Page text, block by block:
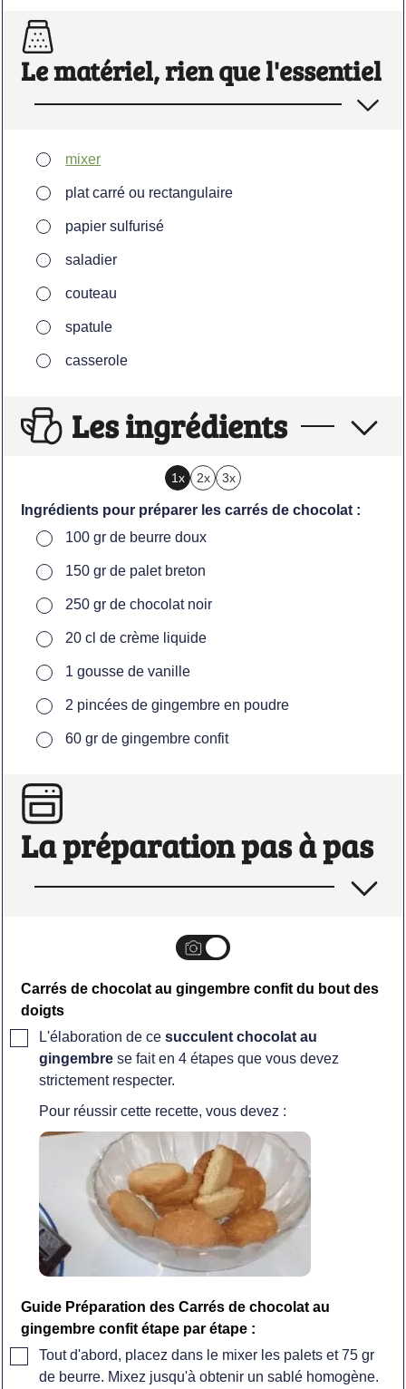
Le matériel, rien que l'essentiel
▢
mixer
▢
plat carré ou rectangulaire
▢
papier sulfurisé
▢
saladier
▢
couteau
▢
spatule
▢
casserole
Les ingrédients
1x 2x 3x
Ingrédients pour préparer les carrés de chocolat :
▢
100 gr de beurre doux
▢
150gr de palet breton
▢
250 gr de chocolat noir
▢
20 cl de crème liquide
▢
1 gousse de vanille
▢
2 pincées de gingembre en poudre
▢
60 gr de gingembre confit
La préparation pas à pas
Carrés de chocolat au gingembre confit du bout des
doigts
▢L'élaboration de cesucculent chocolat au
gingembre se fait en 4 étapes que vous devez
strictement respecter.
Pour réussir cette recette, vous devez :
Guide Préparation des Carrés de chocolat au
gingembre confit étape par étape :
▢
Tout d'abord, placez dans le mixer les palets et 75 gr
de beurre. Mixez jusqu'à obtenir un sablé homogène.